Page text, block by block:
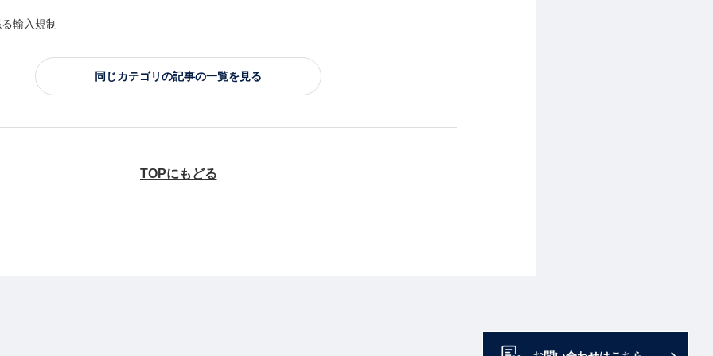
輸入規制
同じカテゴリの記事の一覧を見る
TOPにもどる